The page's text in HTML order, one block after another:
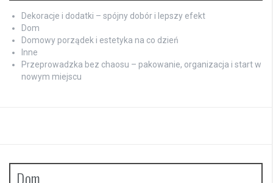
Dekoracje i dodatki – spójny dobór i lepszy efekt
Dom
Domowy porządek i estetyka na co dzień
Inne
Przeprowadzka bez chaosu – pakowanie, organizacja i start w
nowym miejscu
Dom